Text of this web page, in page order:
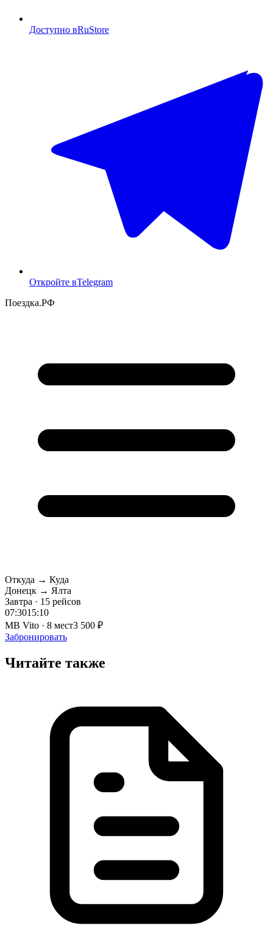
Доступно вRuStore
Откройте вTelegram
Поездка.РФ
Откуда → Куда
Донецк → Ялта
Завтра · 15 рейсов
07:3015:10
MB Vito · 8 мест3 500 ₽
Забронировать
Читайте также